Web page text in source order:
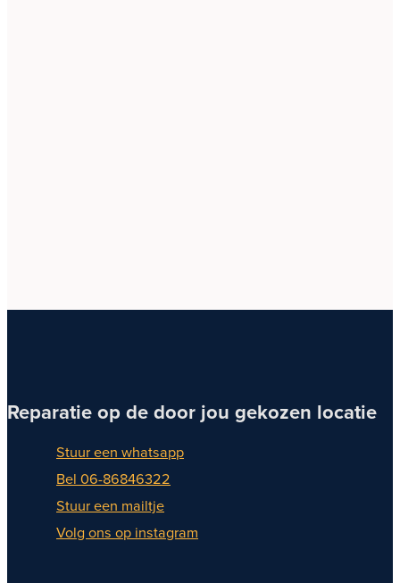
Reparatie op de door jou gekozen locatie
Stuur een whatsapp
Bel 06-86846322
Stuur een mailtje
Volg ons op instagram